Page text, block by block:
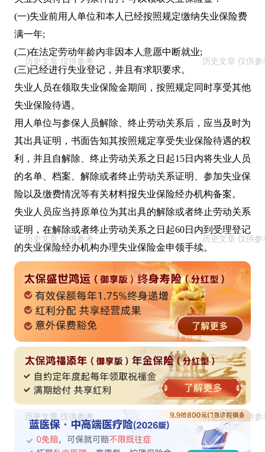
(一)失业前用人单位和本人已经按照规定缴纳失业保险费
满一年;
(二)在法定劳动年龄内非因本人意愿中断就业;
(三)已经进行失业登记，并且有求职要求。
失业人员在领取失业保险金期间，按照规定同时享受其他
失业保险待遇。
用人单位与参保人员解除、终止劳动关系后，应当及时为
其出具证明，书面告知其按照规定享受失业保险待遇的权
利，并且自解除、终止劳动关系之日起15日内将失业人员
的名单、档案、解除或者终止劳动关系证明、参加失业保
险以及缴费情况等有关材料报失业保险经办机构备案。
失业人员应当持原单位为其出具的解除或者终止劳动关系
证明，在解除或者终止劳动关系之日起60日内到受理登记
的失业保险经办机构办理失业保险金申领手续。